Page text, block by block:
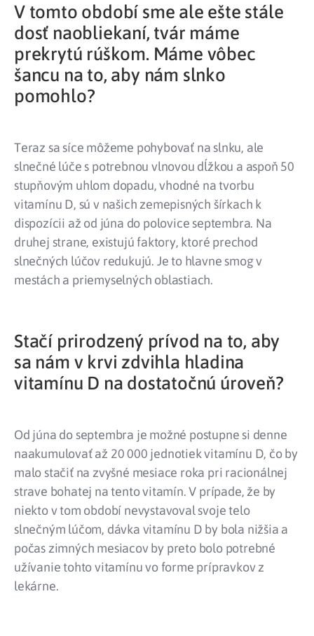
V tomto období sme ale ešte stále
dosť naobliekaní, tvár máme
prekrytú rúškom. Máme vôbec
šancu na to, aby nám slnko
pomohlo?
Teraz sa síce môžeme pohybovať na slnku, ale
slnečné lúče s potrebnou vlnovou dĺžkou a aspoň 50
stupňovým uhlom dopadu, vhodné na tvorbu
vitamínu D, sú v našich zemepisných šírkach k
dispozícii až od júna do polovice septembra. Na
druhej strane, existujú faktory, ktoré prechod
slnečných lúčov redukujú. Je to hlavne smog v
mestách a priemyselných oblastiach.
Stačí prirodzený prívod na to, aby
sa nám v krvi zdvihla hladina
vitamínu D na dostatočnú úroveň?
Od júna do septembra je možné postupne si denne
naakumulovať až 20 000 jednotiek vitamínu D, čo by
malo stačiť na zvyšné mesiace roka pri racionálnej
strave bohatej na tento vitamín. V prípade, že by
niekto v tom období nevystavoval svoje telo
slnečným lúčom, dávka vitamínu D by bola nižšia a
počas zimných mesiacov by preto bolo potrebné
užívanie tohto vitamínu vo forme prípravkov z
lekárne.